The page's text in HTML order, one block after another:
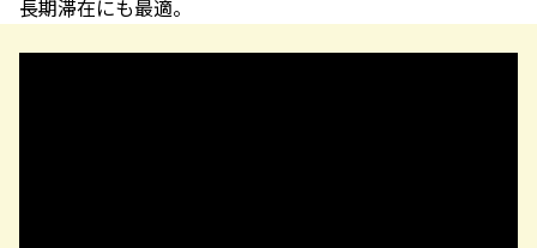
長期滞在にも最適。